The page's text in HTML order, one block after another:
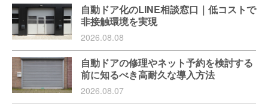
自動ドア化のLINE相談窓口｜低コストで
非接触環境を実現
2026.08.08
自動ドアの修理やネット予約を検討する
前に知るべき高耐久な導入方法
2026.08.07